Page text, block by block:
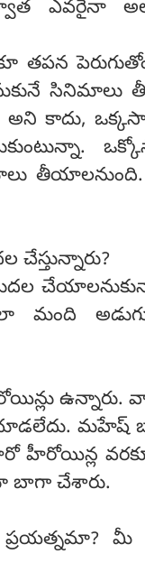
ఎవరైనా
తపన
సినిమాలు
అని కాదు,
ఉన్నారు.
మహేష్
హీరోయిన్ల
బాగా చేశారు.
ప్రయత్నమా?